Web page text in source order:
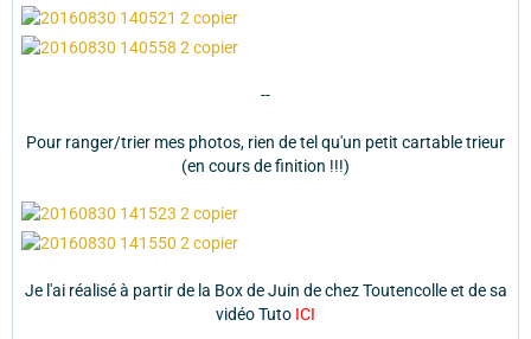
--
Pour ranger/trier mes photos, rien de tel qu'un petit cartable trieur
(en cours de finition !!!)
Je l'ai réalisé à partir de la Box de Juin de chez Toutencolle et de sa
vidéo Tuto ICI